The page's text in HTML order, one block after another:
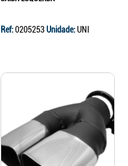
Ref:0205253Unidade:UNI